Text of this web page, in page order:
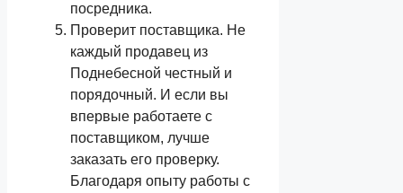
посредника.
Проверит поставщика. Не
каждый продавец из
Поднебесной честный и
порядочный. И если вы
впервые работаете с
поставщиком, лучше
заказать его проверку.
Благодаря опыту работы с